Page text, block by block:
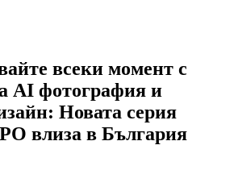
всеки момент с
AI фотография и
Новата серия
влиза в България